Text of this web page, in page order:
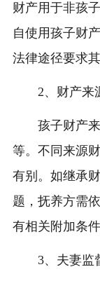
财产用于非孩
自使用孩子财
法律途径要求
2、财产来
孩子财产
等。不同来源
有别。如继承
题，抚养方需
有相关附加条
3、夫妻监